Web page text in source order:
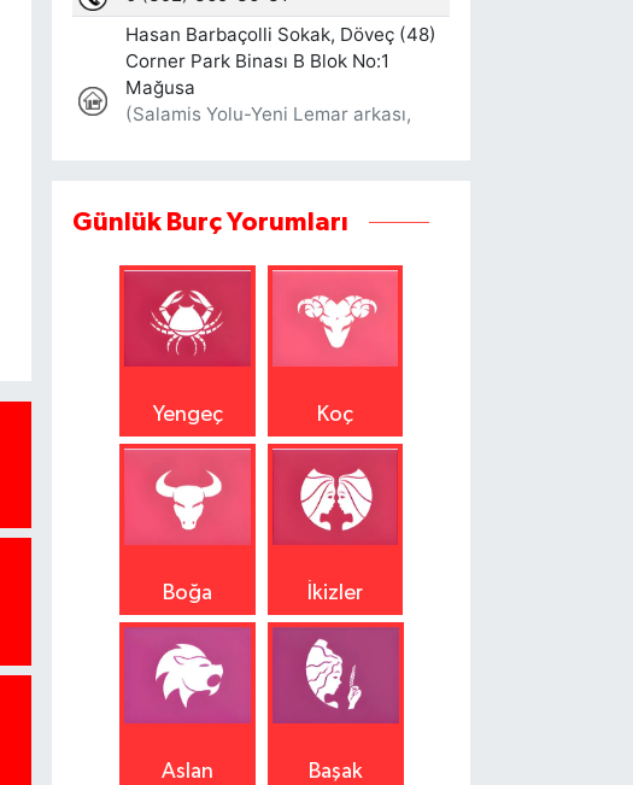
Günlük Burç Yorumları
Yengeç Koç
Boğa İkizler
Aslan Başak